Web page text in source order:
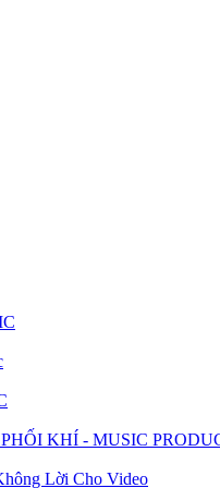
KHÍ - MUSIC
Lời Cho Video